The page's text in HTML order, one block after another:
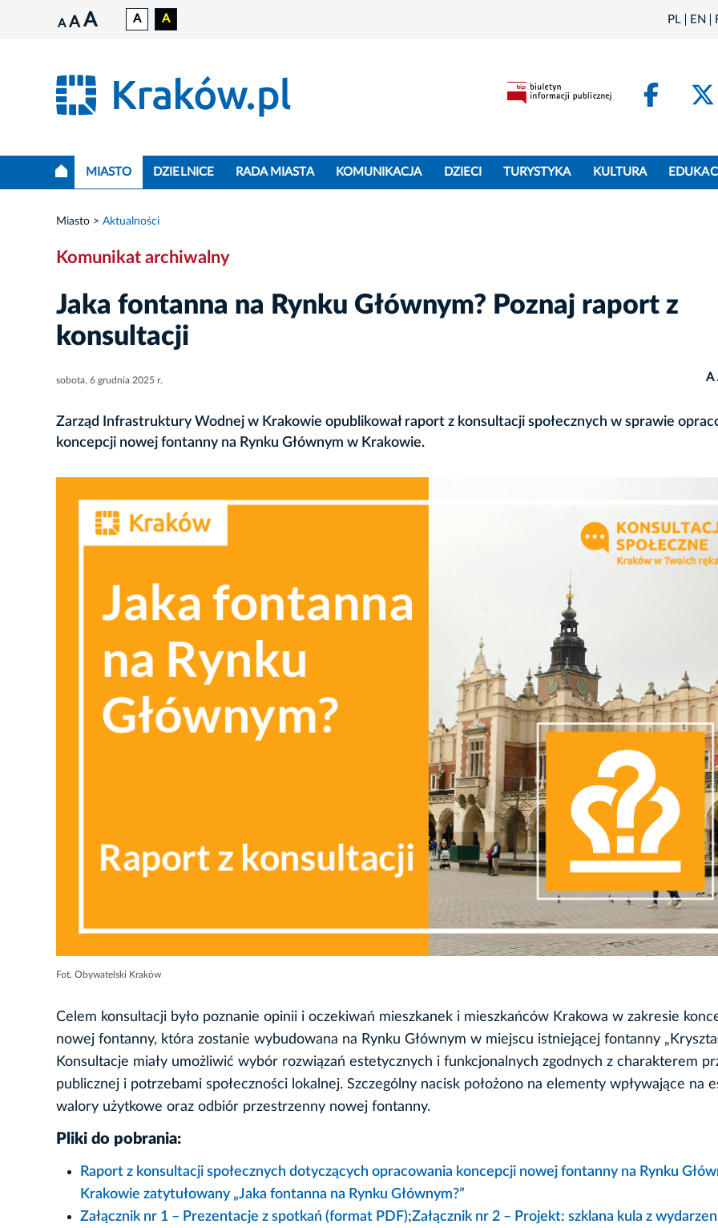
A A A A A PL EN
MIASTO DZIELNICE RADA MIASTA KOMUNIKACJA DZIECI TURYSTYKA KULTURA
Miasto Aktualności
Komunikat archiwalny
Jaka fontanna na Rynku Głównym? Poznaj raport z
konsultacji
sobota, 6 grudnia 2025 r. A
Zarząd Infrastruktury Wodnej w Krakowie opublikował raport z konsultacji społecznych w sprawie
koncepcji nowej fontanny na Rynku Głównym w Krakowie.
Fot. Obywatelski Kraków
Celem konsultacji było poznanie opinii i oczekiwań mieszkanek i mieszkańców Krakowa w zakresie
nowej fontanny, która zostanie wybudowana na Rynku Głównym w miejscu istniejącej fontanny
Konsultacje miały umożliwić wybór rozwiązań estetycznych i funkcjonalnych zgodnych z charakterem
publicznej i potrzebami społeczności lokalnej. Szczególny nacisk położono na elementy wpływające na
walory użytkowe oraz odbiór przestrzenny nowej fontanny.
Pliki do pobrania:
Raport z konsultacji społecznych dotyczących opracowania koncepcji nowej fontanny na Rynku
Krakowie zatytułowany „Jaka fontanna na Rynku Głównym?”
Załącznik nr 1 – Prezentacje z spotkań (format PDF);Załącznik nr 2 – Projekt: szklana kula z